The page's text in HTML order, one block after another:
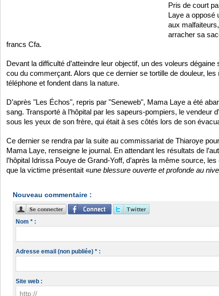
Pris de court
Laye a opposé
aux
arracher sa
francs Cfa.
Devant la difficulté d’atteindre leur objectif, un des voleurs
cou du commerçant. Alors que ce dernier se tortille de douleur,
téléphone et fondent dans la nature.
D’après "Les Échos", repris par "Seneweb", Mama Laye a été
sang. Transporté à l’hôpital par les sapeurs-pompiers, le vendeur
sous les yeux de son frère, qui était à ses côtés lors de son
Ce dernier se rendra par la suite au commissariat de Thiaroye
Mama Laye, renseigne le journal. En attendant les résultats de
l’hôpital Idrissa Pouye de Grand-Yoff, d’après la même source,
que la victime présentait «une blessure ouverte et profonde au
Nouveau commentaire :
Nom * :
Adresse email (non publiée) * :
Site web :